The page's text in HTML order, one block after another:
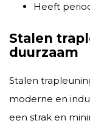
Heeft
Stalen
duurzaam
Stalen
moderne en
een strak en